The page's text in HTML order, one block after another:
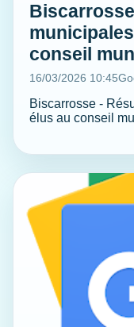
conseil
16/03/2026 10:45
Biscarrosse -
élus au conseil